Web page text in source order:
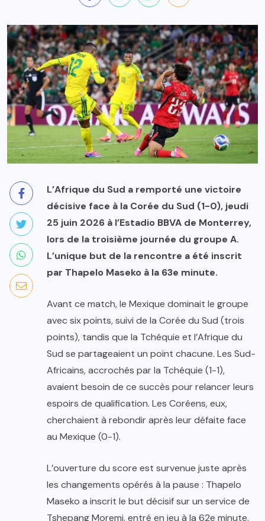
L’Afrique du Sud a remporté une victoire
décisive face à la Corée du Sud (1-0), jeudi
25 juin 2026 à l’Estadio BBVA de Monterrey,
lors de la troisième journée du groupe A.
L’unique but de la rencontre a été inscrit
par Thapelo Maseko à la 63e minute.
Avant ce match, le Mexique dominait le groupe
avec six points, suivi de la Corée du Sud (trois
points), tandis que la Tchéquie et l’Afrique du
Sud se partageaient un point chacune. Les Sud-
Africains, accrochés par la Tchéquie (1-1),
avaient besoin de ce succès pour relancer leurs
espoirs de qualification. Les Coréens, eux,
cherchaient à rebondir après leur défaite face
au Mexique (0-1).
L’ouverture du score est survenue juste après
les changements opérés à la pause : Thapelo
Maseko a inscrit le but décisif sur un service de
Tshepang Moremi, entré en jeu à la 62e minute.